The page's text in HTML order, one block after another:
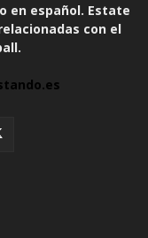
en español. Estate
con el